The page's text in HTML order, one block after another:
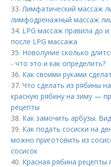
33. Лимфатический массаж
лимфодренажный массаж
34. LPG массаж правила до
после LPG массажа
35. Новолуние сколько
- что это и как определить?
36. Как своими руками
37.Что сделать из рябины
красную рябину на зиму —
рецепты
38. Как замочить арбузы.
39. Как подать сосиски на
можно приготовить из
сосисок
40. Красная рябина рецепты